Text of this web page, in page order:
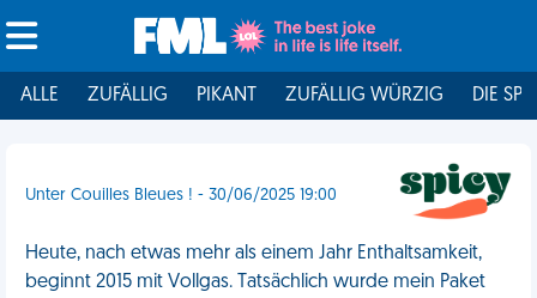
ALLE ZUFÄLLIG PIKANT ZUFÄLLIG WÜRZIG DIE
Unter Couilles Bleues ! - 30/06/2025 19:00
Heute, nach etwas mehr als einem Jahr Enthaltsamkeit,
beginnt 2015 mit Vollgas. Tatsächlich wurde mein Paket